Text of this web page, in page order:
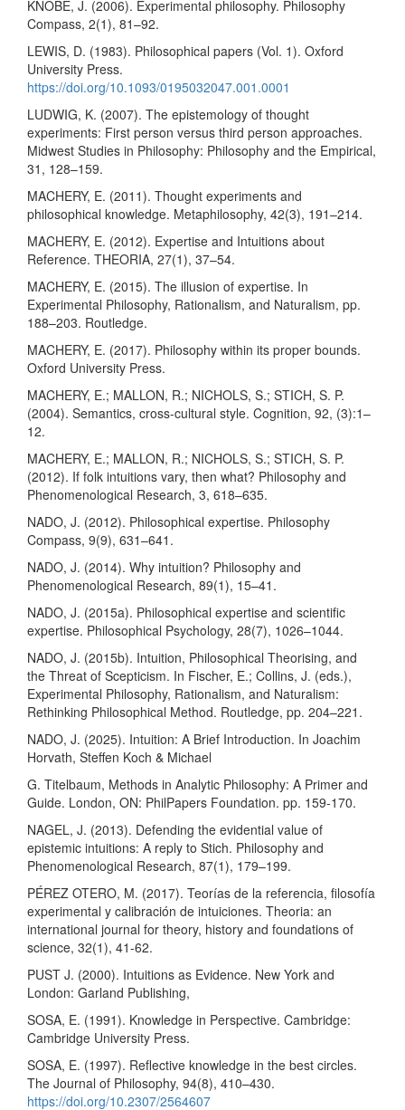
KNOBE, J. (2006). Experimental philosophy. Philosophy
Compass, 2(1), 81–92.
LEWIS, D. (1983). Philosophical papers (Vol. 1). Oxford
University Press.
https://doi.org/10.1093/0195032047.001.0001
LUDWIG, K. (2007). The epistemology of thought
experiments: First person versus third person approaches.
Midwest Studies in Philosophy: Philosophy and the Empirical,
31, 128–159.
MACHERY, E. (2011). Thought experiments and
philosophical knowledge. Metaphilosophy, 42(3), 191–214.
MACHERY, E. (2012). Expertise and Intuitions about
Reference. THEORIA, 27(1), 37–54.
MACHERY, E. (2015). The illusion of expertise. In
Experimental Philosophy, Rationalism, and Naturalism, pp.
188–203. Routledge.
MACHERY, E. (2017). Philosophy within its proper bounds.
Oxford University Press.
MACHERY, E.; MALLON, R.; NICHOLS, S.; STICH, S. P.
(2004). Semantics, cross-cultural style. Cognition, 92, (3):1–
12.
MACHERY, E.; MALLON, R.; NICHOLS, S.; STICH, S. P.
(2012). If folk intuitions vary, then what? Philosophy and
Phenomenological Research, 3, 618–635.
NADO, J. (2012). Philosophical expertise. Philosophy
Compass, 9(9), 631–641.
NADO, J. (2014). Why intuition? Philosophy and
Phenomenological Research, 89(1), 15–41.
NADO, J. (2015a). Philosophical expertise and scientific
expertise. Philosophical Psychology, 28(7), 1026–1044.
NADO, J. (2015b). Intuition, Philosophical Theorising, and
the Threat of Scepticism. In Fischer, E.; Collins, J. (eds.),
Experimental Philosophy, Rationalism, and Naturalism:
Rethinking Philosophical Method. Routledge, pp. 204–221.
NADO, J. (2025). Intuition: A Brief Introduction. In Joachim
Horvath, Steffen Koch & Michael
G. Titelbaum, Methods in Analytic Philosophy: A Primer and
Guide. London, ON: PhilPapers Foundation. pp. 159-170.
NAGEL, J. (2013). Defending the evidential value of
epistemic intuitions: A reply to Stich. Philosophy and
Phenomenological Research, 87(1), 179–199.
PÉREZ OTERO, M. (2017). Teorías de la referencia, filosofía
experimental y calibración de intuiciones. Theoria: an
international journal for theory, history and foundations of
science, 32(1), 41-62.
PUST J. (2000). Intuitions as Evidence. New York and
London: Garland Publishing,
SOSA, E. (1991). Knowledge in Perspective. Cambridge:
Cambridge University Press.
SOSA, E. (1997). Reflective knowledge in the best circles.
The Journal of Philosophy, 94(8), 410–430.
https://doi.org/10.2307/2564607